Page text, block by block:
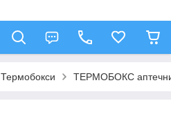
Термобокси ТЕРМОБОКС аптечний